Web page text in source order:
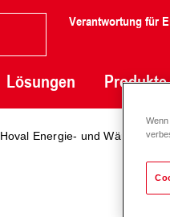
Verantwortung für
Lösungen Produkte
Hoval Energie- und